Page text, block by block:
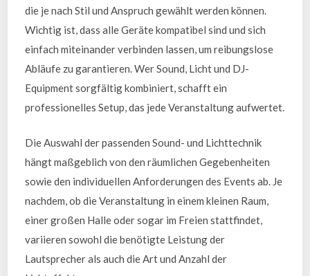
die je nach Stil und Anspruch gewählt werden können.
Wichtig ist, dass alle Geräte kompatibel sind und sich
einfach miteinander verbinden lassen, um reibungslose
Abläufe zu garantieren. Wer Sound, Licht und DJ-
Equipment sorgfältig kombiniert, schafft ein
professionelles Setup, das jede Veranstaltung aufwertet.
Die Auswahl der passenden Sound- und Lichttechnik
hängt maßgeblich von den räumlichen Gegebenheiten
sowie den individuellen Anforderungen des Events ab. Je
nachdem, ob die Veranstaltung in einem kleinen Raum,
einer großen Halle oder sogar im Freien stattfindet,
variieren sowohl die benötigte Leistung der
Lautsprecher als auch die Art und Anzahl der